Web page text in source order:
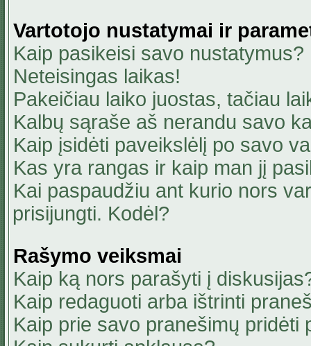
Vartotojo nustatymai ir
Kaip pasikeisi savo nustatymus?
Neteisingas laikas!
Pakeičiau laiko juostas, tačiau
Kalbų sąraše aš nerandu savo
Kaip įsidėti paveikslėlį po savo
Kas yra rangas ir kaip man jį
Kai paspaudžiu ant kurio nors
prisijungti. Kodėl?
Rašymo veiksmai
Kaip ką nors parašyti į
Kaip redaguoti arba ištrinti
Kaip prie savo pranešimų pridėti